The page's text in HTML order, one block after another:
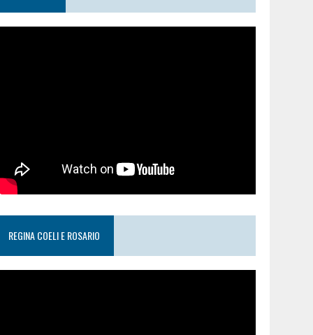
REGINA COELI E ROSARIO